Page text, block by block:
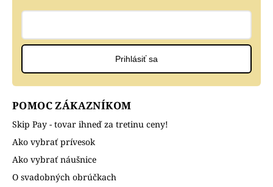
POMOC ZÁKAZNÍKOM
Skip Pay - tovar ihneď za tretinu ceny!
Ako vybrať prívesok
Ako vybrať náušnice
O svadobných obrúčkach
Prihlásiť sa